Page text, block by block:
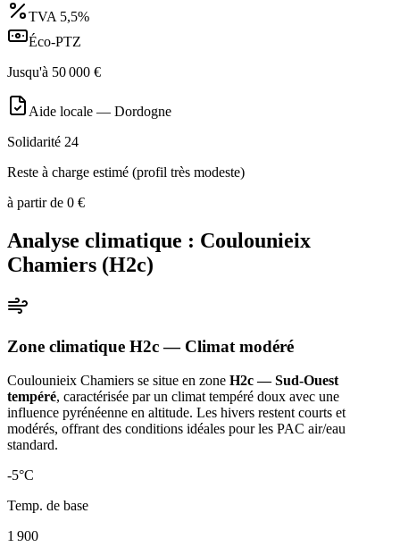
TVA 5,5%
Éco-PTZ
Jusqu'à 50 000 €
Aide locale — Dordogne
Solidarité 24
Reste à charge estimé (profil très modeste)
à partir de 0 €
Analyse climatique : Coulounieix
Chamiers (H2c)
Zone climatique H2c— Climat modéré
Coulounieix Chamiers se situe en zone H2c — Sud-Ouest
tempéré, caractérisée par un climat tempéré doux avec une
influence pyrénéenne en altitude. Les hivers restent courts et
modérés, offrant des conditions idéales pour les PAC air/eau
standard.
-5°C
Temp. de base
1 900